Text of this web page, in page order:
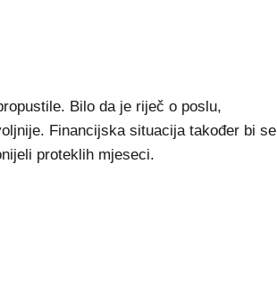
Bilo da je riječ o poslu,
Financijska situacija također bi se
proteklih mjeseci.